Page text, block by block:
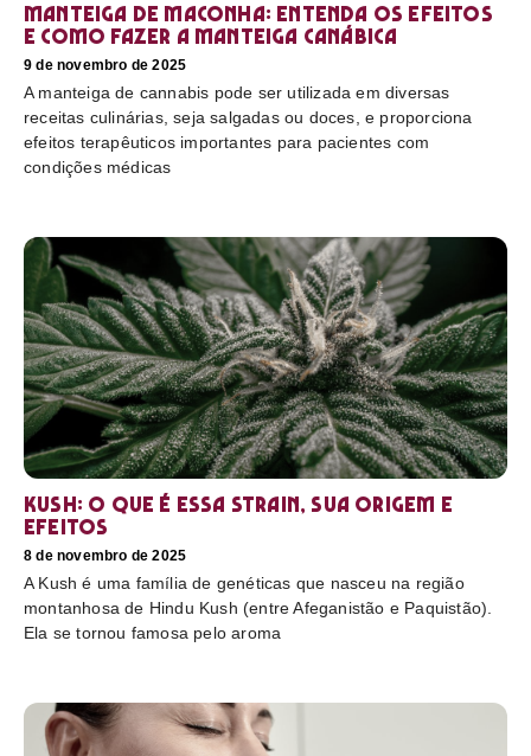
Manteiga de maconha: entenda os efeitos
e como fazer a manteiga canábica
9 de novembro de 2025
A manteiga de cannabis pode ser utilizada em diversas
receitas culinárias, seja salgadas ou doces, e proporciona
efeitos terapêuticos importantes para pacientes com
condições médicas
Kush: o que é essa strain, sua origem e
efeitos
8 de novembro de 2025
A Kush é uma família de genéticas que nasceu na região
montanhosa de Hindu Kush (entre Afeganistão e Paquistão).
Ela se tornou famosa pelo aroma